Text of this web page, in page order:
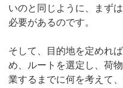
いのと同じように、まず
必要があるのです。
そして、目的地を定めれ
め、ルートを選定し、荷
業するまでに何を考えて